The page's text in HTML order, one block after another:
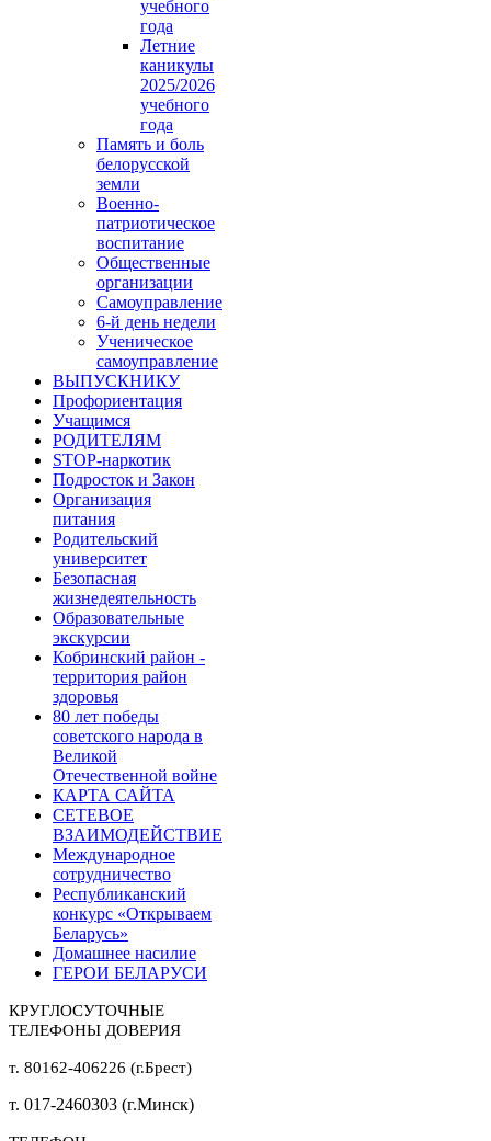
учебного
года
Летние
каникулы
2025/2026
учебного
года
Память и боль
белорусской
земли
Военно-
патриотическое
воспитание
Общественные
организации
Самоуправление
6-й день недели
Ученическое
самоуправление
ВЫПУСКНИКУ
Профориентация
Учащимся
РОДИТЕЛЯМ
STOP-наркотик
Подросток и Закон
Организация
питания
Родительский
университет
Безопасная
жизнедеятельность
Образовательные
экскурсии
Кобринский район -
территория район
здоровья
80 лет победы
советского народа в
Великой
Отечественной войне
КАРТА САЙТА
СЕТЕВОЕ
ВЗАИМОДЕЙСТВИЕ
Международное
сотрудничество
Республиканский
конкурс «Открываем
Беларусь»
Домашнее насилие
ГЕРОИ БЕЛАРУСИ
КРУГЛОСУТОЧНЫЕ
ТЕЛЕФОНЫ ДОВЕРИЯ
т. 80162-406226 (г.Брест)
т. 017-2460303 (г.Минск)